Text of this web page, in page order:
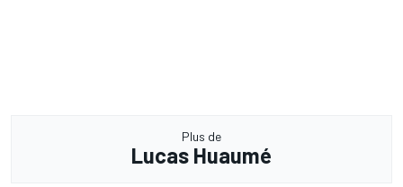
Plus de
Lucas Huaumé